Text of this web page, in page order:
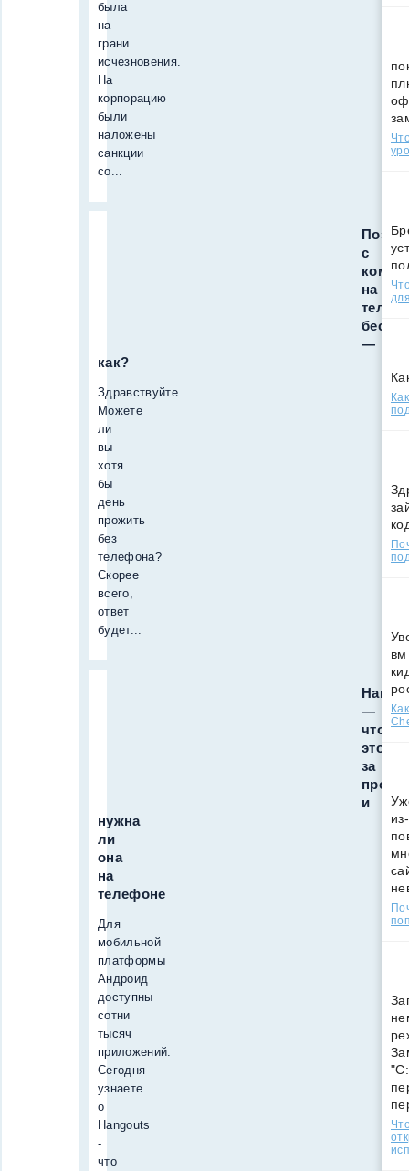
была
на
грани
исчезновения.
На
корпорацию
были
наложены
санкции
со...
с
на
—
как?
Здравствуйте.
Можете
ли
вы
хотя
бы
день
прожить
без
телефона?
Скорее
всего,
ответ
будет...
—
что
это
за
и
нужна
ли
она
на
телефоне
Для
мобильной
платформы
Андроид
доступны
сотни
тысяч
приложений.
Сегодня
узнаете
о
Hangouts
-
что
вм